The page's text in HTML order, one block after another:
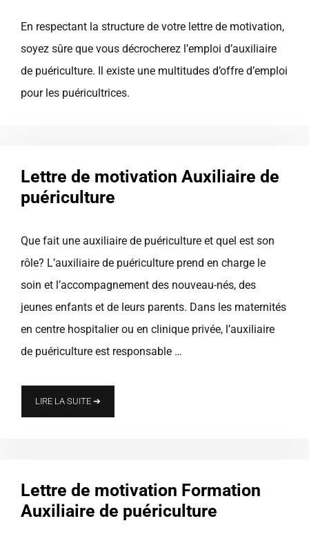
En respectant la structure de votre lettre de motivation,
soyez sûre que vous décrocherez l’emploi d’auxiliaire
de puériculture. Il existe une multitudes d’offre d’emploi
pour les puéricultrices.
Lettre de motivation Auxiliaire de
puériculture
Que fait une auxiliaire de puériculture et quel est son
rôle? L’auxiliaire de puériculture prend en charge le
soin et l’accompagnement des nouveau-nés, des
jeunes enfants et de leurs parents. Dans les maternités
en centre hospitalier ou en clinique privée, l’auxiliaire
de puériculture est responsable …
LIRE LA SUITE ➔
Lettre de motivation Formation
Auxiliaire de puériculture